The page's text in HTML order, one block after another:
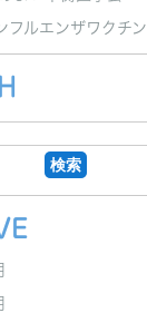
フルエンザワクチン